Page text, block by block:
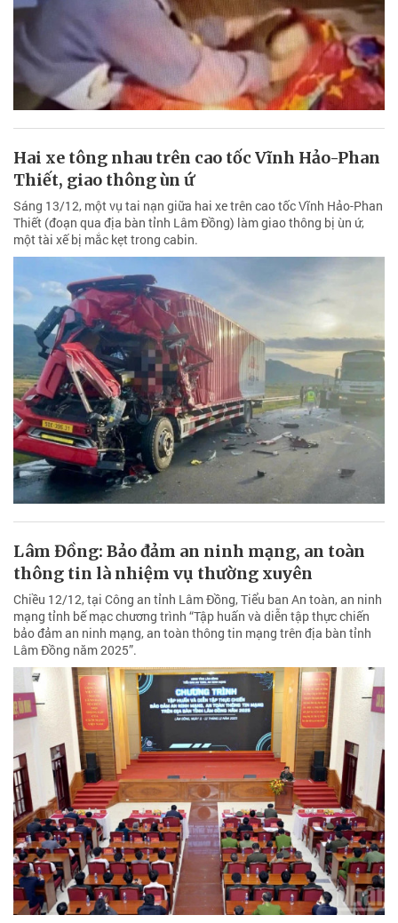
Hai xe tông nhau trên cao tốc Vĩnh Hảo-Phan
Thiết, giao thông ùn ứ
Sáng 13/12, một vụ tai nạn giữa hai xe trên cao tốc Vĩnh Hảo-Phan
Thiết (đoạn qua địa bàn tỉnh Lâm Đồng) làm giao thông bị ùn ứ,
một tài xế bị mắc kẹt trong cabin.
Lâm Đồng: Bảo đảm an ninh mạng, an toàn
thông tin là nhiệm vụ thường xuyên
Chiều 12/12, tại Công an tỉnh Lâm Đồng, Tiểu ban An toàn, an ninh
mạng tỉnh bế mạc chương trình “Tập huấn và diễn tập thực chiến
bảo đảm an ninh mạng, an toàn thông tin mạng trên địa bàn tỉnh
Lâm Đồng năm 2025”.